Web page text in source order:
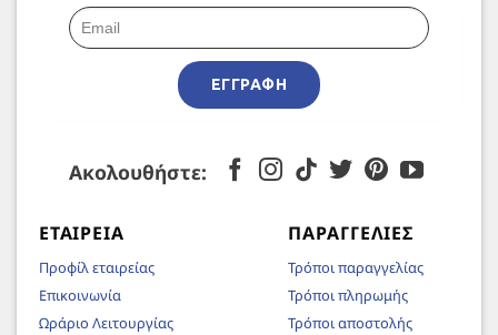
ΕΓΓΡΑΦΉ
Ακολουθήστε:
ΕΤΑΙΡΕΊΑ
Προφίλ εταιρείας
Επικοινωνία
Ωράριο Λειτουργίας
ΠΑΡΑΓΓΕΛΊΕΣ
Τρόποι παραγγελίας
Τρόποι πληρωμής
Τρόποι αποστολής